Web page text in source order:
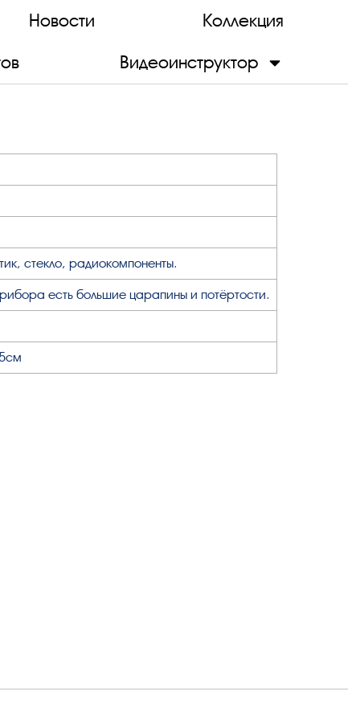
Новости Коллекция
Видеоинструктор
стекло, радиокомпоненты.
есть большие царапины и потёртости.